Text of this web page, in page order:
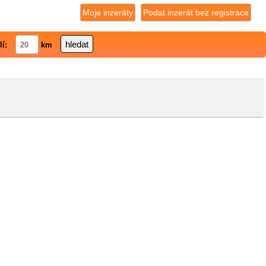
Podat inzerát bez registrace
Moje inzeráty
km